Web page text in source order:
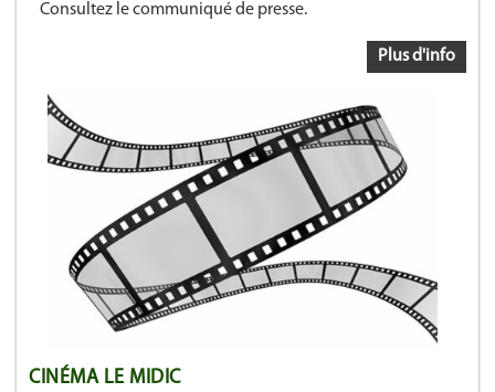
Consultez le communiqué de presse.
Plus d'info
CINÉMA LE MIDIC